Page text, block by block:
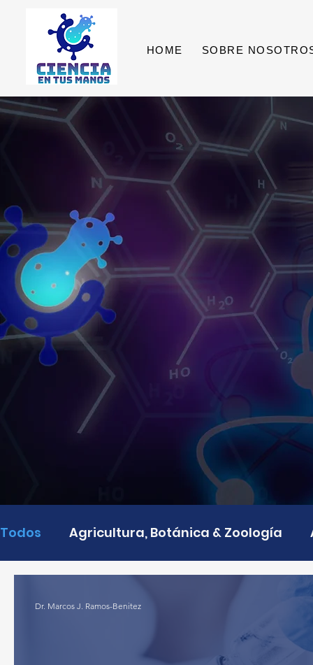
HOME SOBRE
Todos Agricultura, Botánica & Zoología
Microbiología & Inmunología
Dr. Marcos J. Ramos-Benitez